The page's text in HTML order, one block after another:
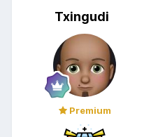
Txingudi
Premium